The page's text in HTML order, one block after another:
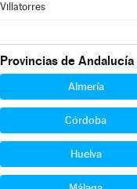
Villatorres
Provincias de Andalucía
Almería
Córdoba
Huelva